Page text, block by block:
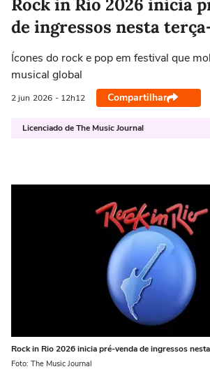
Rock in Rio 2026 inicia
de ingressos nesta
Ícones do rock e pop em festival que
musical global
2 jun 2026 - 12h12 Compartilhar
Licenciado de The Music Journal
Rock in Rio 2026 inicia pré-venda de ingressos
Foto: The Music Journal